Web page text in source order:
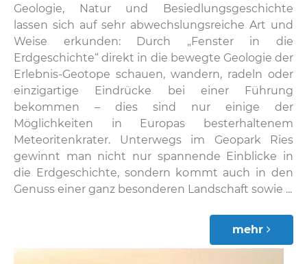
Geologie, Natur und Besiedlungsgeschichte
lassen sich auf sehr abwechslungsreiche Art und
Weise erkunden: Durch „Fenster in die
Erdgeschichte“ direkt in die bewegte Geologie der
Erlebnis-Geotope schauen, wandern, radeln oder
einzigartige Eindrücke bei einer Führung
bekommen – dies sind nur einige der
Möglichkeiten in Europas besterhaltenem
Meteoritenkrater. Unterwegs im Geopark Ries
gewinnt man nicht nur spannende Einblicke in
die Erdgeschichte, sondern kommt auch in den
Genuss einer ganz besonderen Landschaft sowie ...
mehr